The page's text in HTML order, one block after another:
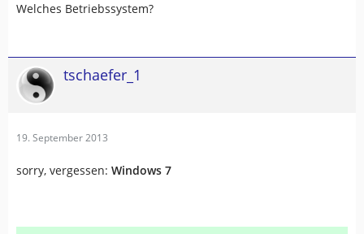
Welches Betriebssystem?
tschaefer_1
19. September 2013
sorry, vergessen: Windows 7